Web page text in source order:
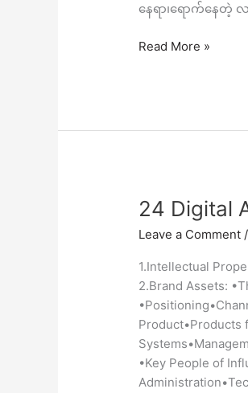
နေရာ၊ရောက်နေ
Read More »
24 Digital
Leave a Comment /
1.Intellectual
2.Brand Assets:
Product•Products
•Key People of
24
Assets